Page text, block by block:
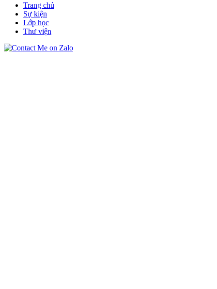
Trang chủ
Sự kiện
Lớp học
Thư viện